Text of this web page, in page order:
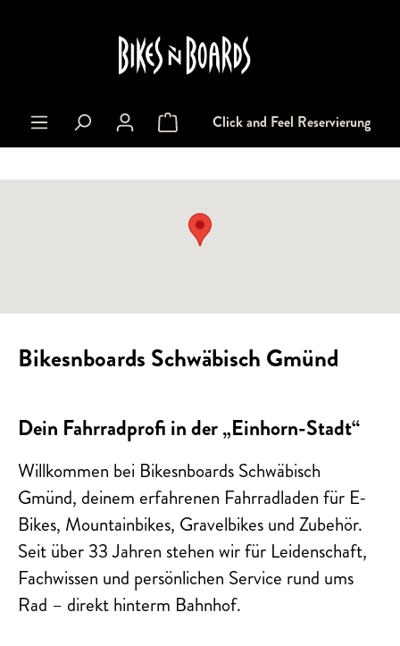
Warenkorb enthält 0 Positionen. Der
Click and Feel Reservierung
Bikesnboards Schwäbisch Gmünd
Dein Fahrradprofi in der „Einhorn-Stadt“
Willkommen bei Bikesnboards Schwäbisch
Gmünd, deinem erfahrenen Fahrradladen für E-
Bikes, Mountainbikes, Gravelbikes und Zubehör.
Seit über 33 Jahren stehen wir für Leidenschaft,
Fachwissen und persönlichen Service rund ums
Rad – direkt hinterm Bahnhof.